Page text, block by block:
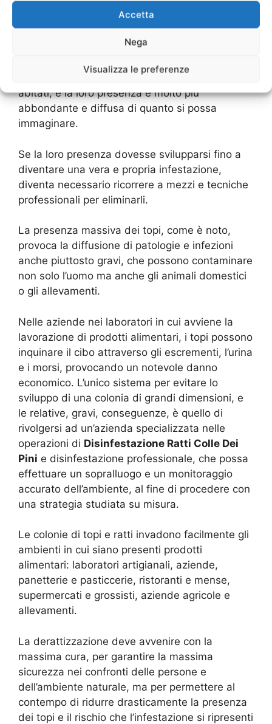
Accetta
Nega
Visualizza le preferenze
professionali
Ratti e topi sono presenti normalmente non solo
nelle campagne ma anche in tutti i luoghi
abitati, e la loro presenza è molto più
abbondante e diffusa di quanto si possa
immaginare.
Se la loro presenza dovesse svilupparsi fino a
diventare una vera e propria infestazione,
diventa necessario ricorrere a mezzi e tecniche
professionali per eliminarli.
La presenza massiva dei topi, come è noto,
provoca la diffusione di patologie e infezioni
anche piuttosto gravi, che possono contaminare
non solo l’uomo ma anche gli animali domestici
o gli allevamenti.
Nelle aziende nei laboratori in cui avviene la
lavorazione di prodotti alimentari, i topi possono
inquinare il cibo attraverso gli escrementi, l’urina
e i morsi, provocando un notevole danno
economico. L’unico sistema per evitare lo
sviluppo di una colonia di grandi dimensioni, e
le relative, gravi, conseguenze, è quello di
rivolgersi ad un’azienda specializzata nelle
operazioni di Disinfestazione Ratti Colle Dei
Pini e disinfestazione professionale, che possa
effettuare un sopralluogo e un monitoraggio
accurato dell’ambiente, al fine di procedere con
una strategia studiata su misura.
Le colonie di topi e ratti invadono facilmente gli
ambienti in cui siano presenti prodotti
alimentari: laboratori artigianali, aziende,
panetterie e pasticcerie, ristoranti e mense,
supermercati e grossisti, aziende agricole e
allevamenti.
La derattizzazione deve avvenire con la
massima cura, per garantire la massima
sicurezza nei confronti delle persone e
dell’ambiente naturale, ma per permettere al
contempo di ridurre drasticamente la presenza
dei topi e il rischio che l’infestazione si ripresenti